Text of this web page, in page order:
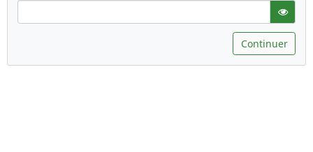
Continuer